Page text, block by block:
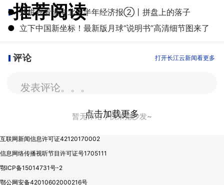
推荐阅读
● 从拼豆看懂湖北上半年经济报②丨拼盘上的落子
● 立下中国新坐标！最新版月球“说明书”高清细节图来了
评论 打开长江云新闻看更多
发表评论。。。
暂无评论，快来抢沙发~
点击加载更多
互联网新闻信息许可证42120170002
信息网络传播视听节目许可证号1705111
鄂ICP备15014731号-2
鄂公网安备42010602000216号